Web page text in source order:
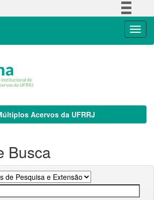
Acervos da UFRRJ
Busca